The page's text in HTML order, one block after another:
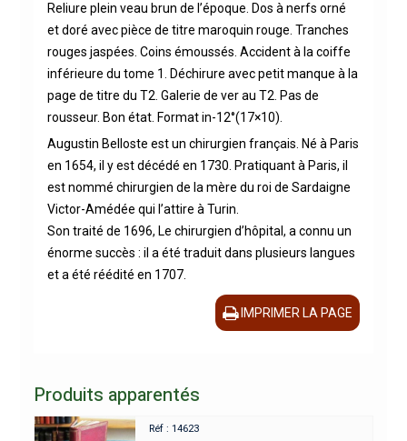
Reliure plein veau brun de l’époque. Dos à nerfs orné
et doré avec pièce de titre maroquin rouge. Tranches
rouges jaspées. Coins émoussés. Accident à la coiffe
inférieure du tome 1. Déchirure avec petit manque à la
page de titre du T2. Galerie de ver au T2. Pas de
rousseur. Bon état. Format in-12°(17×10).
Augustin Belloste est un chirurgien français. Né à Paris
en 1654, il y est décédé en 1730. Pratiquant à Paris, il
est nommé chirurgien de la mère du roi de Sardaigne
Victor-Amédée qui l’attire à Turin.
Son traité de 1696, Le chirurgien d’hôpital, a connu un
énorme succès : il a été traduit dans plusieurs langues
et a été réédité en 1707.
IMPRIMER LA PAGE
Produits apparentés
Réf : 14623